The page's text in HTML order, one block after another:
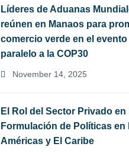
Líderes de Aduanas
reúnen en Manaos para
comercio verde en el evento
paralelo a la COP30
November 14, 2025
El Rol del Sector Privado en
Formulación de Políticas en
Américas y El Caribe